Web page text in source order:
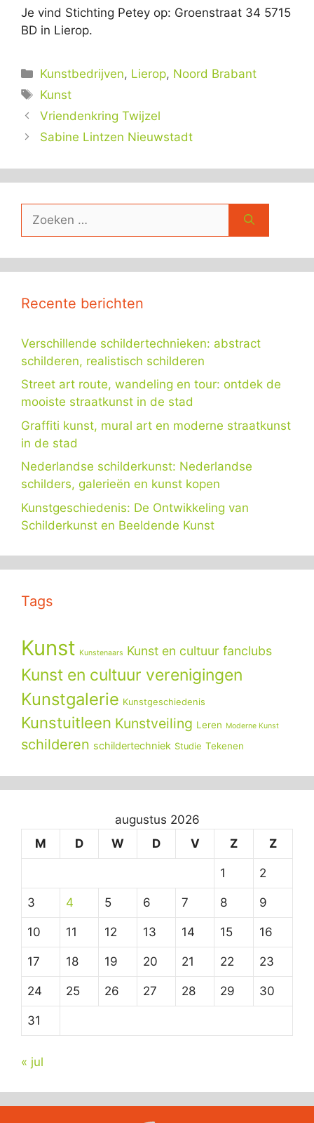
Je vind Stichting Petey op: Groenstraat 34 5715
BD in Lierop.
Categorieën
Kunstbedrijven, Lierop, Noord Brabant
Tags
Kunst
Vriendenkring Twijzel
Sabine Lintzen Nieuwstadt
naar:
Recente berichten
Verschillende schildertechnieken: abstract
schilderen, realistisch schilderen
Street art route, wandeling en tour: ontdek de
mooiste straatkunst in de stad
Graffiti kunst, mural art en moderne straatkunst
in de stad
Nederlandse schilderkunst: Nederlandse
schilders, galerieën en kunst kopen
Kunstgeschiedenis: De Ontwikkeling van
Schilderkunst en Beeldende Kunst
Tags
Kunst Kunstenaars Kunst en cultuur fanclubs
Kunst en cultuur verenigingen
Kunstgalerie Kunstgeschiedenis
Kunstuitleen Kunstveiling Leren Moderne Kunst
schilderen schildertechniek Studie Tekenen
augustus 2026
M
D W D V Z Z
1 2
3 4 5 6 7 8 9
10 11 12 13 14 15 16
17 18 19 20 21 22 23
24 25 26 27 28 29 30
31
« jul